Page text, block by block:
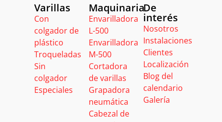
Varillas
Con
colgador de
plástico
Troqueladas
Sin
colgador
Especiales
Maquinaria
Envarilladora
L-500
Envarilladora
M-500
Cortadora
de varillas
Grapadora
neumática
Cabezal de
De
interés
Nosotros
Instalaciones
Clientes
Localización
Blog del
calendario
Galería